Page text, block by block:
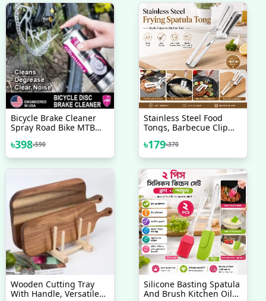
Bicycle Brake Cleaner
Spray Road Bike MTB
Rotor Disc Caliper
450ML Sprays Flamingo
৳398৳590
Stainless Steel Food
Tongs, Barbecue Clip
Egg Fried Fish Non-Stick
Grill Tongs BBQ Kitchen
৳179৳370
Wooden Cutting Tray
With Handle, Versatile
Silicone Basting Spatula
And Brush Kitchen Oil